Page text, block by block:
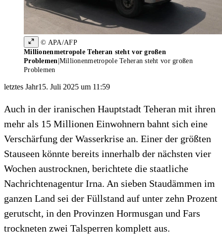
© APA/AFP
Millionenmetropole Teheran steht vor großen
Problemen Millionenmetropole Teheran steht vor großen
Problemen
letztes Jahr15. Juli 2025 um 11:59
Auch in der iranischen Hauptstadt Teheran mit ihren
mehr als 15 Millionen Einwohnern bahnt sich eine
Verschärfung der Wasserkrise an. Einer der größten
Stauseen könnte bereits innerhalb der nächsten vier
Wochen austrocknen, berichtete die staatliche
Nachrichtenagentur Irna. An sieben Staudämmen im
ganzen Land sei der Füllstand auf unter zehn Prozent
gerutscht, in den Provinzen Hormusgan und Fars
trockneten zwei Talsperren komplett aus.